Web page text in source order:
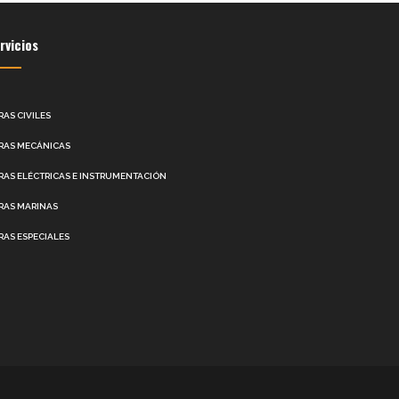
CIVILES
MECÁNICAS
ELÉCTRICAS E INSTRUMENTACIÓN
MARINAS
ESPECIALES